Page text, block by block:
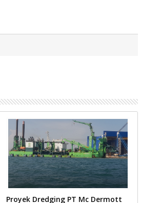
Proyek Dredging PT Mc Dermott